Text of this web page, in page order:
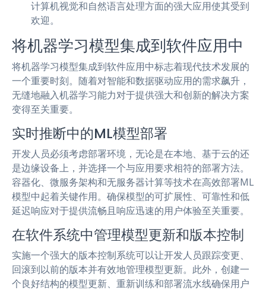
计算机视觉和自然语言处理方面的强大应用使其受到
欢迎。
将机器学习模型集成到软件应用中
将机器学习模型集成到软件应用中标志着现代技术发展的
一个重要时刻。随着对智能和数据驱动应用的需求飙升，
无缝地融入机器学习能力对于提供强大和创新的解决方案
变得至关重要。
实时推断中的ML模型部署
开发人员必须考虑部署环境，无论是在本地、基于云的还
是边缘设备上，并选择一个与应用要求相符的部署方法。
容器化、微服务架构和无服务器计算等技术在高效部署ML
模型中起着关键作用。确保模型的可扩展性、可靠性和低
延迟响应对于提供流畅且响应迅速的用户体验至关重要。
在软件系统中管理模型更新和版本控制
实施一个强大的版本控制系统可以让开发人员跟踪变更、
回滚到以前的版本并有效地管理模型更新。此外，创建一
个良好结构的模型更新、重新训练和部署流水线确保用户